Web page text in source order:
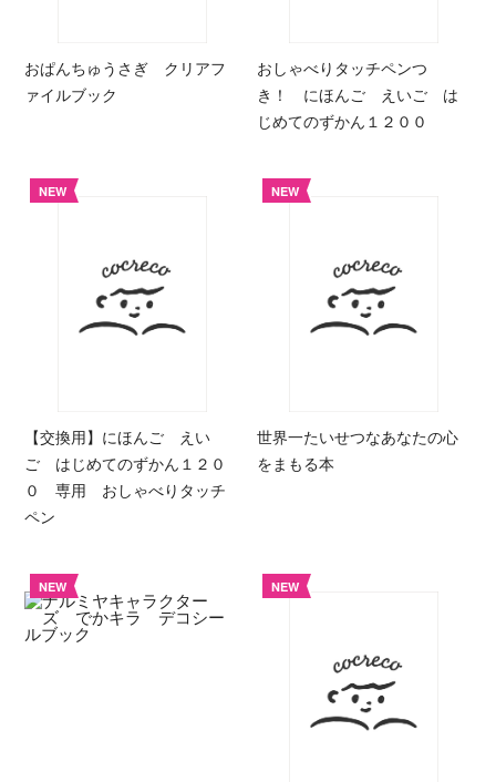
おぱんちゅうさぎ クリアフ
ァイルブック
おしゃべりタッチペンつ
き！ にほんご えいご は
じめてのずかん１２００
NEW
【交換用】にほんご えい
ご はじめてのずかん１２０
０ 専用 おしゃべりタッチ
ペン
NEW
世界一たいせつなあなたの心
をまもる本
NEW NEW